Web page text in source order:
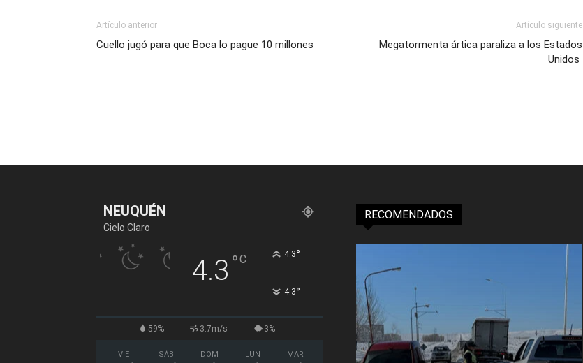
Artículo anterior
Cuello jugó para que Boca lo pague 10 millones
Artículo siguiente
Megatormenta ártica paraliza a los Estados
Unidos
NEUQUÉN
Cielo Claro
4.3 °C 4.3°
4.3°
59% 3.7m/s 3%
VIE SÁB DOM LUN MAR
RECOMENDADOS